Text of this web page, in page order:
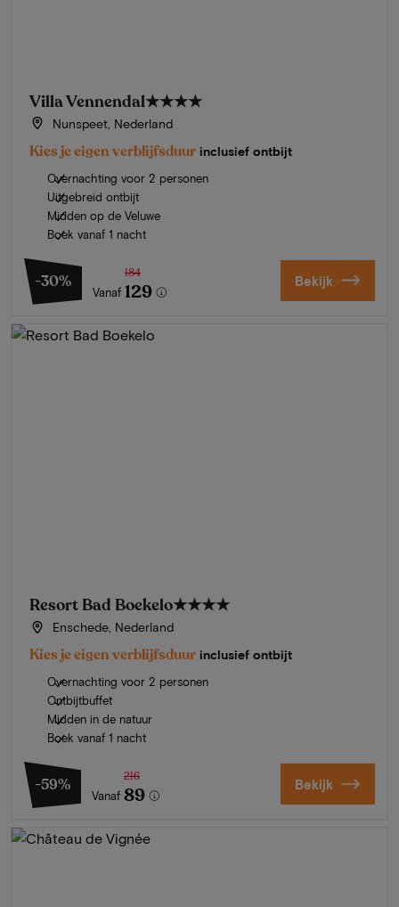
Villa Vennendal★★★★
Nunspeet, Nederland
Kies je eigen verblijfsduur inclusief ontbijt
Overnachting voor 2 personen
Uitgebreid ontbijt
Midden op de Veluwe
Boek vanaf 1 nacht
-30%
Vanaf
184
129 Bekijk
Resort Bad Boekelo★★★★
Enschede, Nederland
Kies je eigen verblijfsduur inclusief ontbijt
Overnachting voor 2 personen
Ontbijtbuffet
Midden in de natuur
Boek vanaf 1 nacht
-59%
Vanaf
216
89 Bekijk